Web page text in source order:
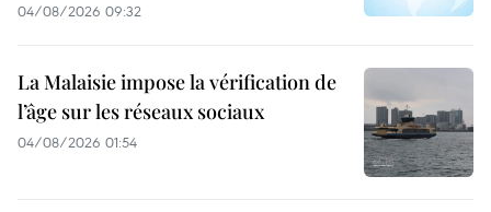
04/08/2026 09:32
La Malaisie impose la vérification de
l’âge sur les réseaux sociaux
04/08/2026 01:54